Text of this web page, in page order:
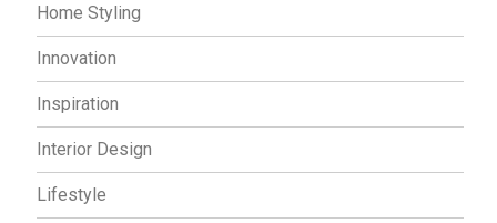
Home Styling
Innovation
Inspiration
Interior Design
Lifestyle